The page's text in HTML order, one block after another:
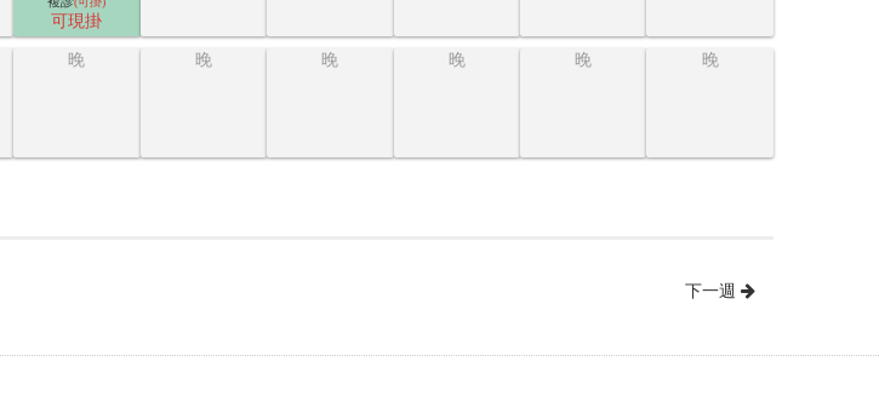
可現掛
晚 晚 晚 晚 晚 晚
下一週